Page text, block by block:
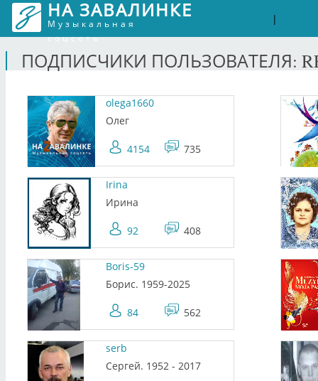
НА ЗАВАЛИНКЕ
Музыкальная
соцсеть
|
ПОДПИСЧИКИ ПОЛЬЗОВАТЕЛЯ:
olega1660
Олег
4154 735
Irina
Ирина
92 408
Boris-59
Борис. 1959-2025
84 562
serb
Сергей. 1952 - 2017